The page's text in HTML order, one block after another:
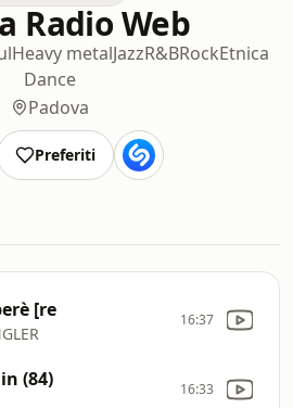
Radio Web
Heavy metalJazzR&BRockEtnica
Dance
Padova
Preferiti
[re 16:37
(84) 16:33